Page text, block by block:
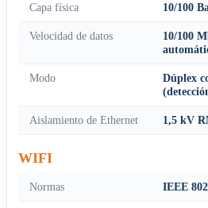
Capa física 10/100
Velocidad de datos
10/100
Modo
Dúplex
Aislamiento de Ethernet 1,5 kV
WIFI
Normas IEEE